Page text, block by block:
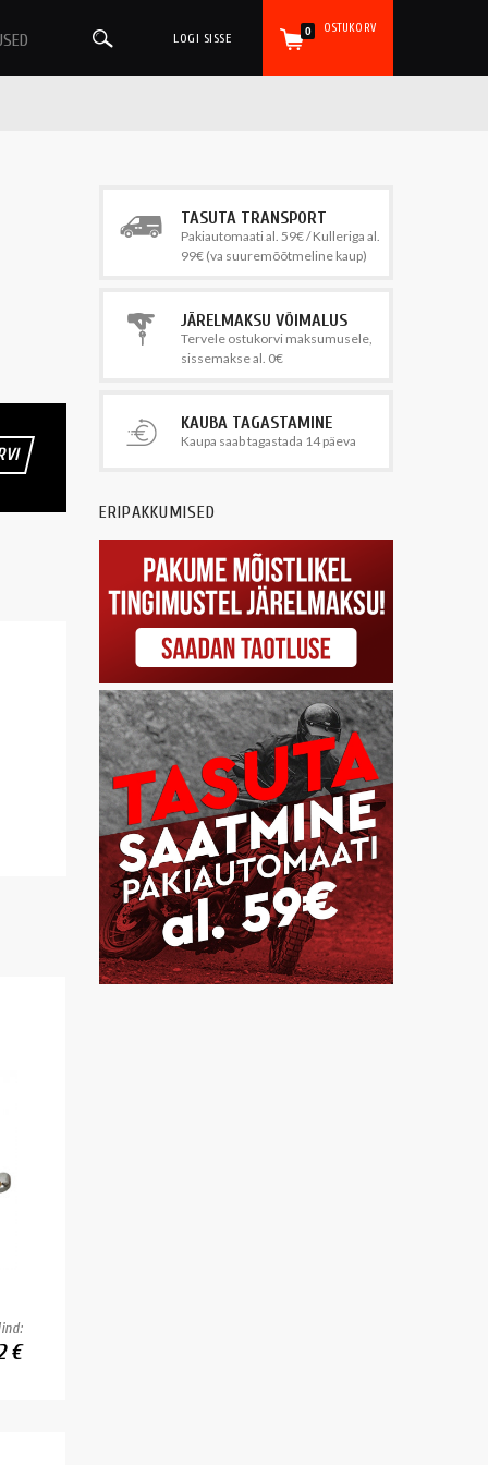
OSTUKORV
0
LOGI SISSE
TASUTA TRANSPORT
Pakiautomaati al. 59€ / Kulleriga al.
99€ (va suuremõõtmeline kaup)
JÄRELMAKSU VÕIMALUS
Tervele ostukorvi maksumusele,
sissemakse al. 0€
KAUBA TAGASTAMINE
Kaupa saab tagastada 14 päeva
ERIPAKKUMISED
€